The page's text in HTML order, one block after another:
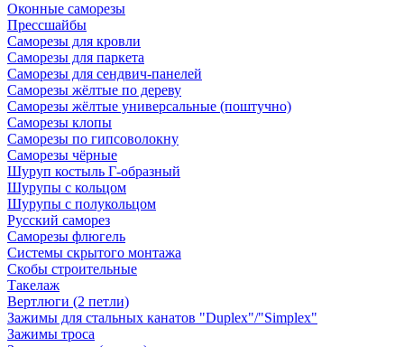
Оконные саморезы
Прессшайбы
Саморезы для кровли
Саморезы для паркета
Саморезы для сендвич-панелей
Саморезы жёлтые по дереву
Саморезы жёлтые универсальные (поштучно)
Саморезы клопы
Саморезы по гипсоволокну
Саморезы чёрные
Шуруп костыль Г-образный
Шурупы с кольцом
Шурупы с полукольцом
Русский саморез
Саморезы флюгель
Системы скрытого монтажа
Скобы строительные
Такелаж
Вертлюги (2 петли)
Зажимы для стальных канатов "Duplex"/"Simplex"
Зажимы троса